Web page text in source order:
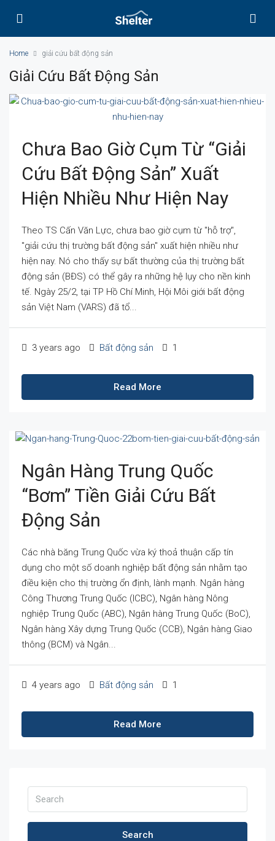
Home giải cứu bất động sản
Giải Cứu Bất Động Sản
Chưa Bao Giờ Cụm Từ “giải
Cứu Bất Động Sản” Xuất
Hiện Nhiều Như Hiện Nay
Theo TS Cấn Văn Lực, chưa bao giờ cụm từ "hỗ trợ",
"giải cứu thị trường bất động sản" xuất hiện nhiều như
hiện nay. Nó cho thấy sự bất thường của thị trường bất
động sản (BĐS) có thể gây ra những hệ lụy cho nền kinh
tế. Ngày 25/2, tại TP Hồ Chí Minh, Hội Môi giới bất động
sản Việt Nam (VARS) đã tổ...
3 years ago Bất động sản 1
Read More
Ngân Hàng Trung Quốc
“bơm” Tiền Giải Cứu Bất
Động Sản
Các nhà băng Trung Quốc vừa ký thoả thuận cấp tín
dụng cho một số doanh nghiệp bất động sản nhằm tạo
điều kiện cho thị trường ổn định, lành mạnh. Ngân hàng
Công Thương Trung Quốc (ICBC), Ngân hàng Nông
nghiệp Trung Quốc (ABC), Ngân hàng Trung Quốc (BoC),
Ngân hàng Xây dựng Trung Quốc (CCB), Ngân hàng Giao
thông (BCM) và Ngân...
4 years ago Bất động sản 1
Read More
Search